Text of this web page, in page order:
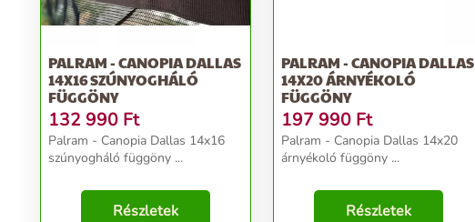
PALRAM - CANOPIA DALLAS
14X16 SZÚNYOGHÁLÓ
FÜGGÖNY
132 990 Ft
Palram - Canopia Dallas 14x16
szúnyogháló függöny ...
Részletek
PALRAM - CANOPIA DALLAS
14X20 ÁRNYÉKOLÓ
FÜGGÖNY
197 990 Ft
Palram - Canopia Dallas 14x20
árnyékoló függöny ...
Részletek